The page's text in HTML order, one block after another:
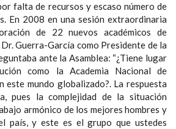
falta de recursos y escaso número de
En 2008 en una sesión extraordinaria
de 22 nuevos académicos de
Guerra-García como Presidente de la
ante la Asamblea: “¿Tiene lugar
como la Academia Nacional de
este mundo globalizado?. La respuesta
pues la complejidad de la situación
armónico de los mejores hombres y
país, y este es el grupo que ustedes